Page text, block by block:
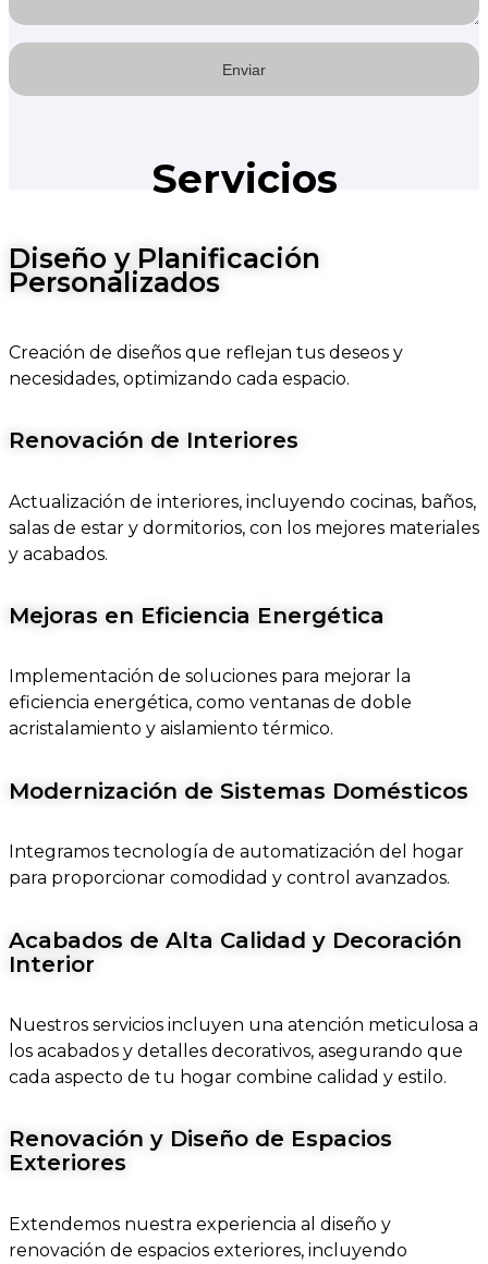
Servicios
Diseño y Planificación
Personalizados
Creación de diseños que reflejan tus deseos y
necesidades, optimizando cada espacio.
Renovación de Interiores
Actualización de interiores, incluyendo cocinas, baños,
salas de estar y dormitorios, con los mejores materiales
y acabados.
Mejoras en Eficiencia Energética
Implementación de soluciones para mejorar la
eficiencia energética, como ventanas de doble
acristalamiento y aislamiento térmico.
Modernización de Sistemas Domésticos
Integramos tecnología de automatización del hogar
para proporcionar comodidad y control avanzados.
Acabados de Alta Calidad y Decoración
Interior
Nuestros servicios incluyen una atención meticulosa a
los acabados y detalles decorativos, asegurando que
cada aspecto de tu hogar combine calidad y estilo.
Renovación y Diseño de Espacios
Exteriores
Extendemos nuestra experiencia al diseño y
renovación de espacios exteriores, incluyendo